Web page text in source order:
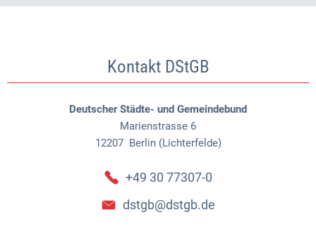
Kontakt DStGB
Deutscher Städte- und Gemeindebund
Marienstrasse 6
12207 Berlin (Lichterfelde)
+49 30 77307-0
dstgb@dstgb.de